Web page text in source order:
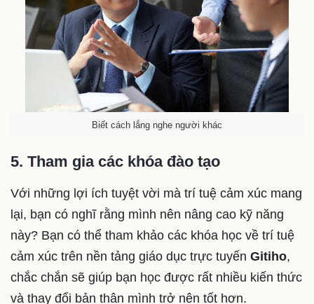
Biết cách lắng nghe người khác
5. Tham gia các khóa đào tạo
Với những lợi ích tuyệt vời mà trí tuệ cảm xúc mang
lại, bạn có nghĩ rằng mình nên nâng cao kỹ năng
này? Bạn có thể tham khảo các khóa học về trí tuệ
cảm xúc trên nền tảng giáo dục trực tuyến Gitiho,
chắc chắn sẽ giúp bạn học được rất nhiều kiến thức
và thay đổi bản thân mình trở nên tốt hơn.